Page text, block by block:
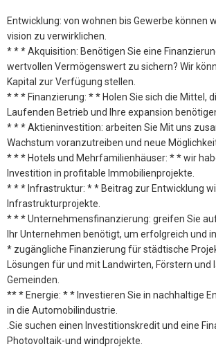
Entwicklung: von wohnen bis Gewerbe können
vision zu verwirklichen.
* * * Akquisition: Benötigen Sie eine
wertvollen Vermögenswert zu sichern? Wir
Kapital zur Verfügung stellen.
* * * Finanzierung: * * Holen Sie sich die Mittel,
Laufenden Betrieb und Ihre expansion
* * * Aktieninvestition: arbeiten Sie Mit uns
Wachstum voranzutreiben und neue
* * * Hotels und Mehrfamilienhäuser: * * wir
Investition in profitable Immobilienprojekte.
* * * Infrastruktur: * * Beitrag zur Entwicklung
Infrastrukturprojekte.
* * * Unternehmensfinanzierung: greifen Sie
Ihr Unternehmen benötigt, um erfolgreich und
* zugängliche Finanzierung für städtische
Lösungen für und mit Landwirten, Förstern und
Gemeinden.
** * Energie: * * Investieren Sie in nachhaltige
in die Automobilindustrie.
.Sie suchen einen Investitionskredit und eine
Photovoltaik-und windprojekte.